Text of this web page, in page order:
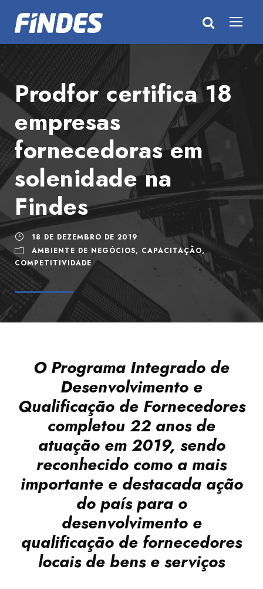
Prodfor certifica 18
empresas
fornecedoras em
solenidade na
Findes
18 DE DEZEMBRO DE 2019
AMBIENTE DE NEGÓCIOS, CAPACITAÇÃO,
COMPETITIVIDADE
O Programa Integrado de
Desenvolvimento e
Qualificação de Fornecedores
completou 22 anos de
atuação em 2019, sendo
reconhecido como a mais
importante e destacada ação
do país para o
desenvolvimento e
qualificação de fornecedores
locais de bens e serviços